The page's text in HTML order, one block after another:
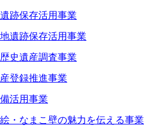
跡保存活用事業
遺跡保存活用事業
史遺産調査事業
登録推進事業
活用事業
・なまこ壁の魅力を伝える事業